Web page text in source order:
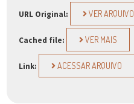
URL Original: VER ARQUIVO
Cached file: VER MAIS
Link: ACESSAR ARQUIVO